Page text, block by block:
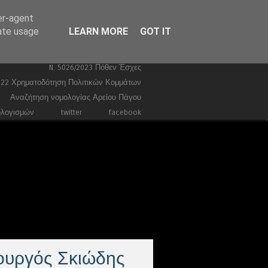
Ευρωεκλογές 2024
Τέμπη
Συντάγματα
N. 5026/2023 Πόθεν Έσχες
Χρηματοδότηση Πολιτικών Κομμάτων
Αναζήτηση νομολογίας Αρείου Πάγου
twitter facebook
Σκιώδης
agent
usage
LEARN MORE GOT IT